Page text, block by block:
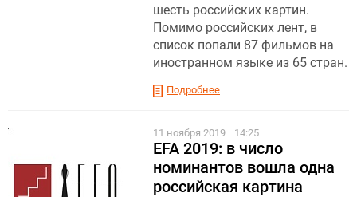
шесть российских картин.
Помимо российских лент, в
список попали 87 фильмов на
иностранном языке из 65 стран.
Подробнее
11 ноября 2019 14:25
EFA 2019: в число
номинантов вошла одна
российская картина